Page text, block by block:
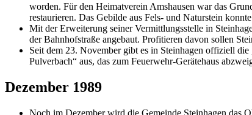
worden. Für den Heimatverein Amshausen war das
restaurieren. Das Gebilde aus Fels- und Naturstein
Mit der Erweiterung seiner Vermittlungsstelle in
der Bahnhofstraße angebaut. Profitieren davon sollen
Seit dem 23. November gibt es in Steinhagen offiziell
Pulverbach“ aus, das zum Feuerwehr-Gerätehaus
Dezember 1989